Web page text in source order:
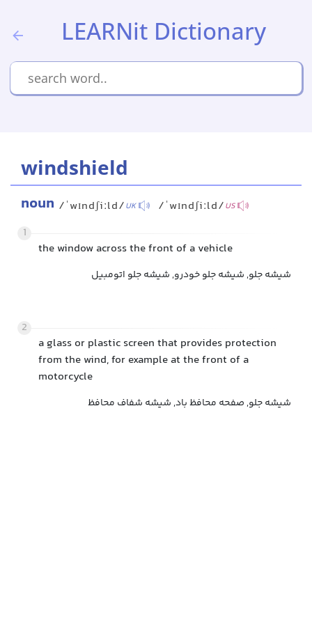
LEARNit Dictionary
windshield
noun /ˈwɪndʃiːld/UK /ˈwɪndʃiːld/US
1
the window across the front of a vehicle
شیشه جلو, شیشه جلو خودرو, شیشه جلو اتومبیل
2
a glass or plastic screen that provides protection
from the wind, for example at the front of a
motorcycle
شیشه جلو, صفحه محافظ باد, شیشه شفاف محافظ